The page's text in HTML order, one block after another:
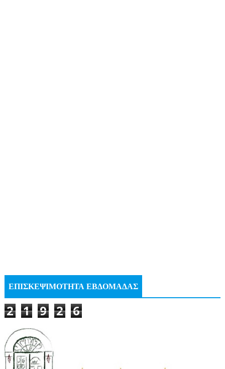
ΕΠΙΣΚΕΨΙΜΟΤΗΤΑ ΕΒΔΟΜΑΔΑΣ
2 1 9 2 6